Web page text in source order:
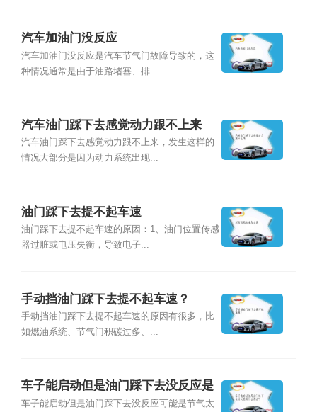
汽车加油门没反应
汽车加油门没反应是汽车节气门故障导致的，这
种情况通常是由于油路堵塞、排...
汽车油门踩下去感觉动力跟不上来
汽车油门踩下去感觉动力跟不上来，发生这样的
情况大部分是因为动力系统出现...
油门踩下去提不起车速
油门踩下去提不起车速的原因：1、油门位置传感
器过脏或电压失衡，导致电子...
手动挡油门踩下去提不起车速？
手动挡油门踩下去提不起车速的原因有很多，比
如燃油系统、节气门积碳过多、...
车子能启动但是油门踩下去没反应是
什么原因？
车子能启动但是油门踩下去没反应可能是节气太